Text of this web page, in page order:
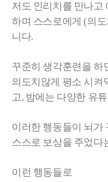
저도 인리치를 만나고
하며 스스로에게 (의
니다.
꾸준히 생각훈련을 하
의도치않게 평소 시켜
고, 밤에는 다양한 유
이러한 행동들이 뇌가
스스로 보상을 주었다
이런 행동들로